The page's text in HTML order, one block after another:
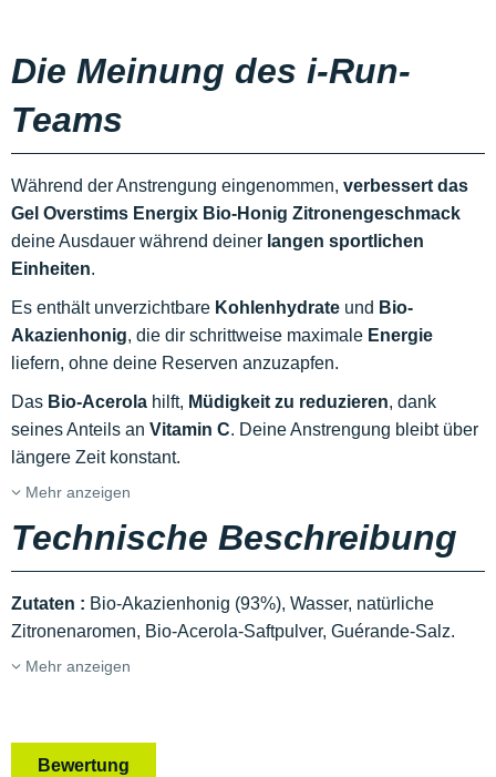
Die Meinung des i-Run-
Teams
Während der Anstrengung eingenommen, verbessert das
Gel Overstims Energix Bio-Honig Zitronengeschmack
deine Ausdauer während deiner langen sportlichen
Einheiten.
Es enthält unverzichtbare Kohlenhydrate und Bio-
Akazienhonig, die dir schrittweise maximale Energie
liefern, ohne deine Reserven anzuzapfen.
Das Bio-Acerola hilft, Müdigkeit zu reduzieren, dank
seines Anteils an Vitamin C. Deine Anstrengung bleibt über
längere Zeit konstant.
Mehr anzeigen
Technische Beschreibung
Zutaten : Bio-Akazienhonig (93%), Wasser, natürliche
Zitronenaromen, Bio-Acerola-Saftpulver, Guérande-Salz.
Mehr anzeigen
Bewertung